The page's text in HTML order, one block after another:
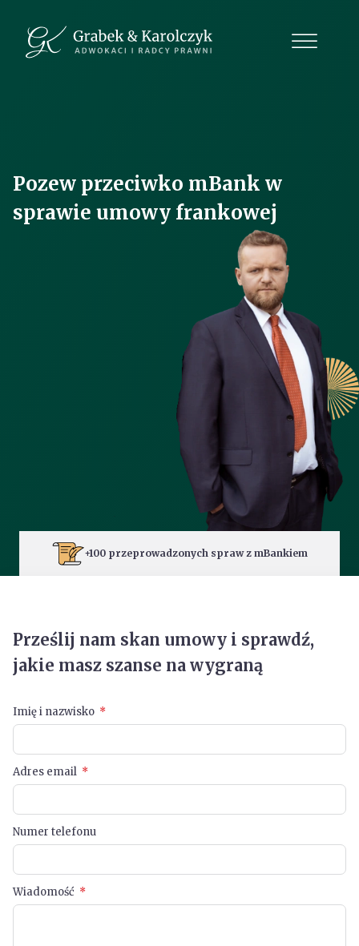
Pozew przeciwko mBank w
sprawie umowy frankowej
+100 przeprowadzonych spraw z mBankiem
Prześlij nam skan umowy i sprawdź,
jakie masz szanse na wygraną
Imię i nazwisko
Adres email
Numer telefonu
Wiadomość